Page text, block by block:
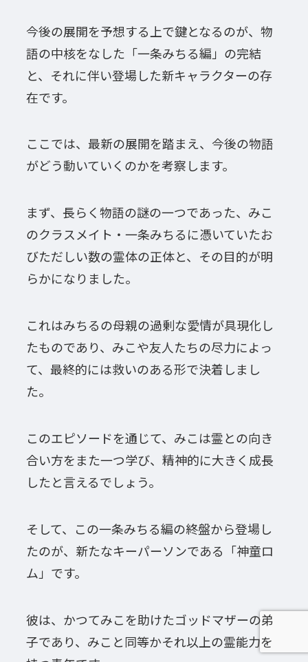
今後の展開を予想する上で鍵となるのが、物
語の中核をなした「一条みちる編」の完結
と、それに伴い登場した新キャラクターの存
在です。
ここでは、最新の展開を踏まえ、今後の物語
がどう動いていくのかを考察します。
まず、長らく物語の謎の一つであった、みこ
のクラスメイト・一条みちるに憑いていたお
びただしい数の霊体の正体と、その目的が明
らかになりました。
これはみちるの母親の過剰な愛情が具現化し
たものであり、みこや友人たちの尽力によっ
て、最終的には救いのある形で決着しまし
た。
このエピソードを通じて、みこは霊との向き
合い方をまた一つ学び、精神的に大きく成長
したと言えるでしょう。
そして、この一条みちる編の終盤から登場し
たのが、新たなキーパーソンである「神童ロ
ム」です。
彼は、かつてみこを助けたゴッドマザーの弟
子であり、みこと同等かそれ以上の霊能力を